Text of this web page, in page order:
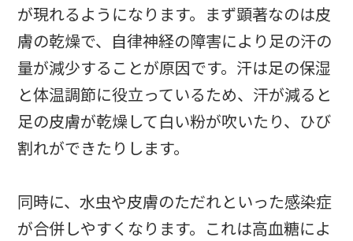
が現れるようになります。まず顕著なのは皮
膚の乾燥で、自律神経の障害により足の汗の
量が減少することが原因です。汗は足の保湿
と体温調節に役立っているため、汗が減ると
足の皮膚が乾燥して白い粉が吹いたり、ひび
割れができたりします。
同時に、水虫や皮膚のただれといった感染症
が合併しやすくなります。これは高血糖によ